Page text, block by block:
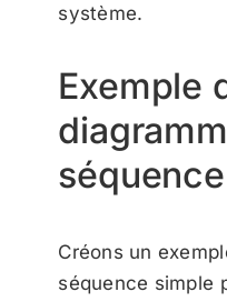
système.
Exemple
séquence
Créons un
séquence simple